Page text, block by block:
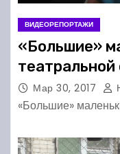
ВИДЕОРЕПОРТАЖИ
«Большие»
Мар 30, 2017
«Большие»